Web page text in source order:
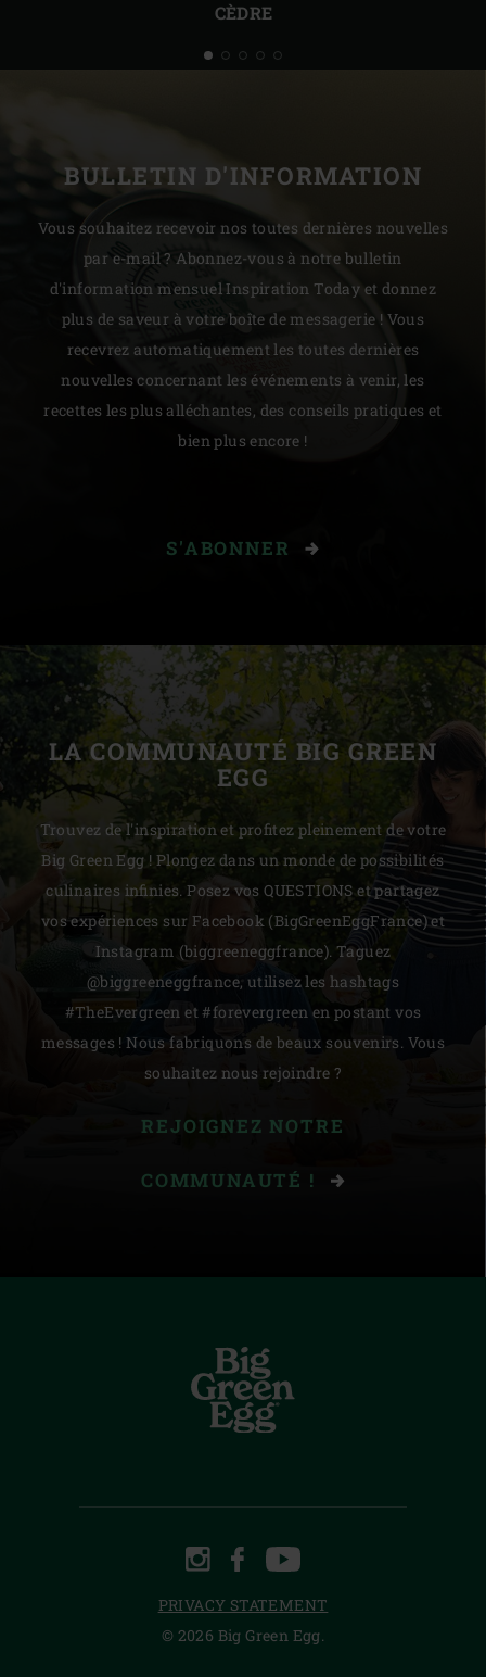
CÈDRE
BULLETIN D'INFORMATION
Vous souhaitez recevoir nos toutes dernières nouvelles
par e-mail ? Abonnez-vous à notre bulletin
d'information mensuel Inspiration Today et donnez
plus de saveur à votre boîte de messagerie ! Vous
recevrez automatiquement les toutes dernières
nouvelles concernant les événements à venir, les
recettes les plus alléchantes, des conseils pratiques et
bien plus encore !
S'ABONNER
LA COMMUNAUTÉ BIG GREEN
EGG
Trouvez de l'inspiration et profitez pleinement de votre
Big Green Egg ! Plongez dans un monde de possibilités
culinaires infinies. Posez vos QUESTIONS et partagez
vos expériences sur Facebook (BigGreenEggFrance) et
Instagram (biggreeneggfrance). Taguez
@biggreeneggfrance, utilisez les hashtags
#TheEvergreen et #forevergreen en postant vos
messages ! Nous fabriquons de beaux souvenirs. Vous
souhaitez nous rejoindre ?
REJOIGNEZ NOTRE
COMMUNAUTÉ !
INSTAGRAM
FACEBOOKYOUTUBE
PRIVACY STATEMENT
© 2026 Big Green Egg.